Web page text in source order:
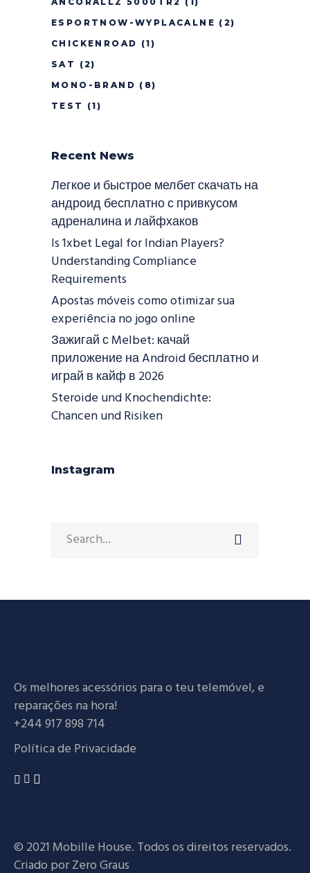
ESPORTNOW-WYPLACALNE (2)
CHICKENROAD (1)
SAT
(2)
MONO-BRAND (8)
TEST
(1)
Recent News
Легкое и быстрое мелбет скачать на
андроид бесплатно с привкусом
адреналина и лайфхаков
Is 1xbet Legal for Indian Players?
Understanding Compliance
Requirements
Apostas móveis como otimizar sua
experiência no jogo online
Зажигай с Melbet: качай
приложение на Android бесплатно и
играй в кайф в 2026
Steroide und Knochendichte:
Chancen und Risiken
Instagram
Search
for:
Os melhores acessórios para o teu telemóvel, e
reparações na hora!
+244 917 898 714
Política de Privacidade
© 2021 Mobille House. Todos os direitos reservados.
Criado porZero Graus